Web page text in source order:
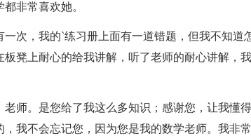
非常喜欢她。
一次，我的`练习册上面有一道错题，但我不知道
板凳上耐心的给我讲解，听了老师的耐心讲解，
老师。是您给了我这么多知识；感谢您，让我懂
，我不会忘记您，因为您是我的数学老师。我非